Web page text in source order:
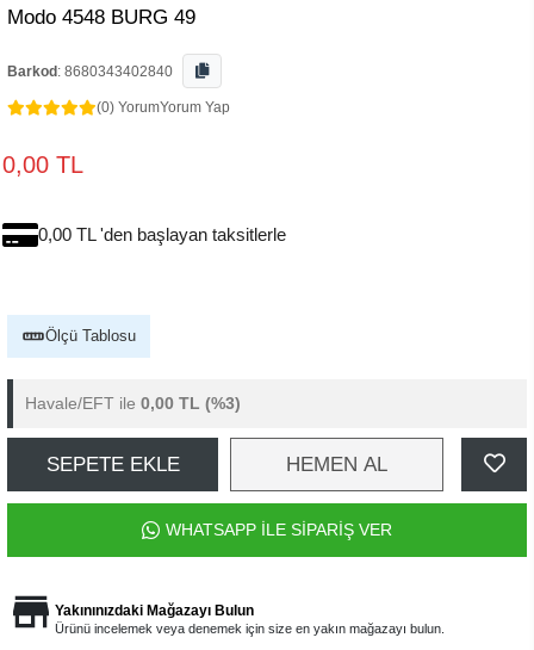
Modo 4548 BURG 49
Barkod : 8680343402840
(0) YorumYorum Yap
0,00 TL
0,00 TL 'den başlayan taksitlerle
Ölçü Tablosu
Havale/EFT ile 0,00 TL (%3)
SEPETE EKLE HEMEN AL
WHATSAPP İLE SİPARİŞ VER
Yakınınızdaki Mağazayı Bulun
Ürünü incelemek veya denemek için size en yakın mağazayı bulun.